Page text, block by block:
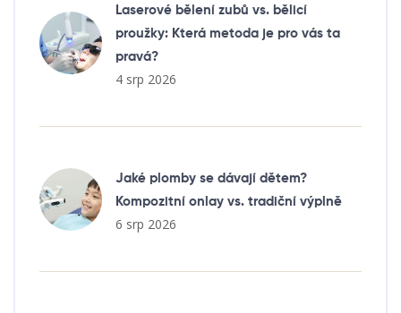
Laserové bělení zubů vs. bělicí
proužky: Která metoda je pro vás ta
pravá?
4 srp 2026
Jaké plomby se dávají dětem?
Kompozitní onlay vs. tradiční výplně
6 srp 2026